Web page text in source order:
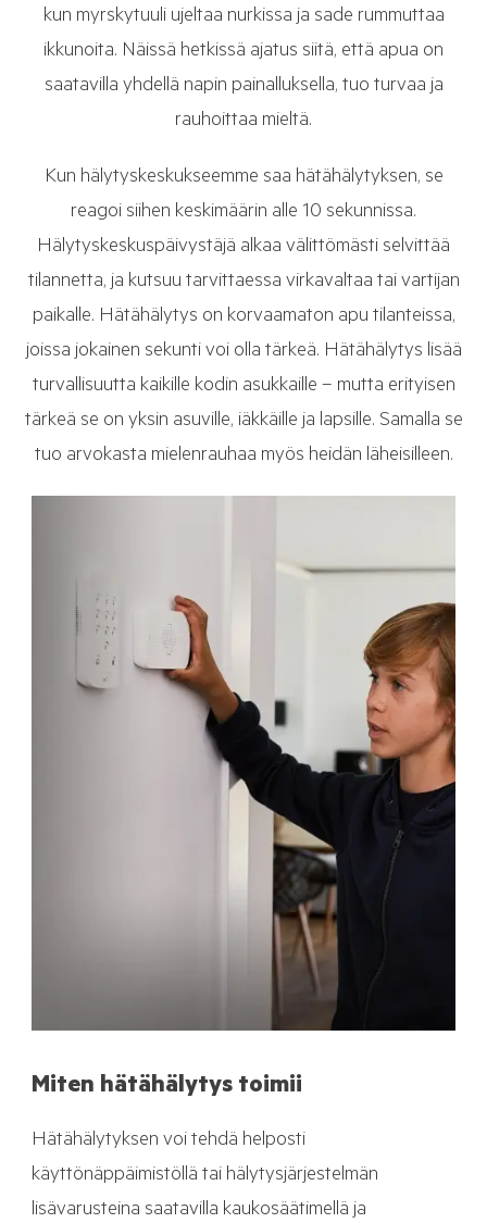
kun myrskytuuli ujeltaa nurkissa ja sade rummuttaa
ikkunoita. Näissä hetkissä ajatus siitä, että apua on
saatavilla yhdellä napin painalluksella, tuo turvaa ja
rauhoittaa mieltä.
Kun hälytyskeskukseemme saa hätähälytyksen, se
reagoi siihen keskimäärin alle 10 sekunnissa.
Hälytyskeskuspäivystäjä alkaa välittömästi selvittää
tilannetta, ja kutsuu tarvittaessa virkavaltaa tai vartijan
paikalle. Hätähälytys on korvaamaton apu tilanteissa,
joissa jokainen sekunti voi olla tärkeä. Hätähälytys lisää
turvallisuutta kaikille kodin asukkaille – mutta erityisen
tärkeä se on yksin asuville, iäkkäille ja lapsille. Samalla se
tuo arvokasta mielenrauhaa myös heidän läheisilleen.
Miten hätähälytys toimii
Hätähälytyksen voi tehdä helposti
käyttönäppäimistöllä tai hälytysjärjestelmän
lisävarusteina saatavilla kaukosäätimellä ja